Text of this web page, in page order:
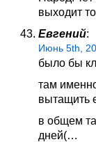
выходит
Евгений:
Июнь 5th,
было бы
там
вытащить
в общем
дней(…